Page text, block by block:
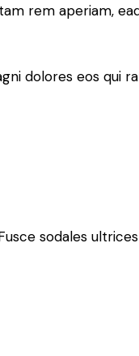
rem aperiam,
dolores eos qui
sodales